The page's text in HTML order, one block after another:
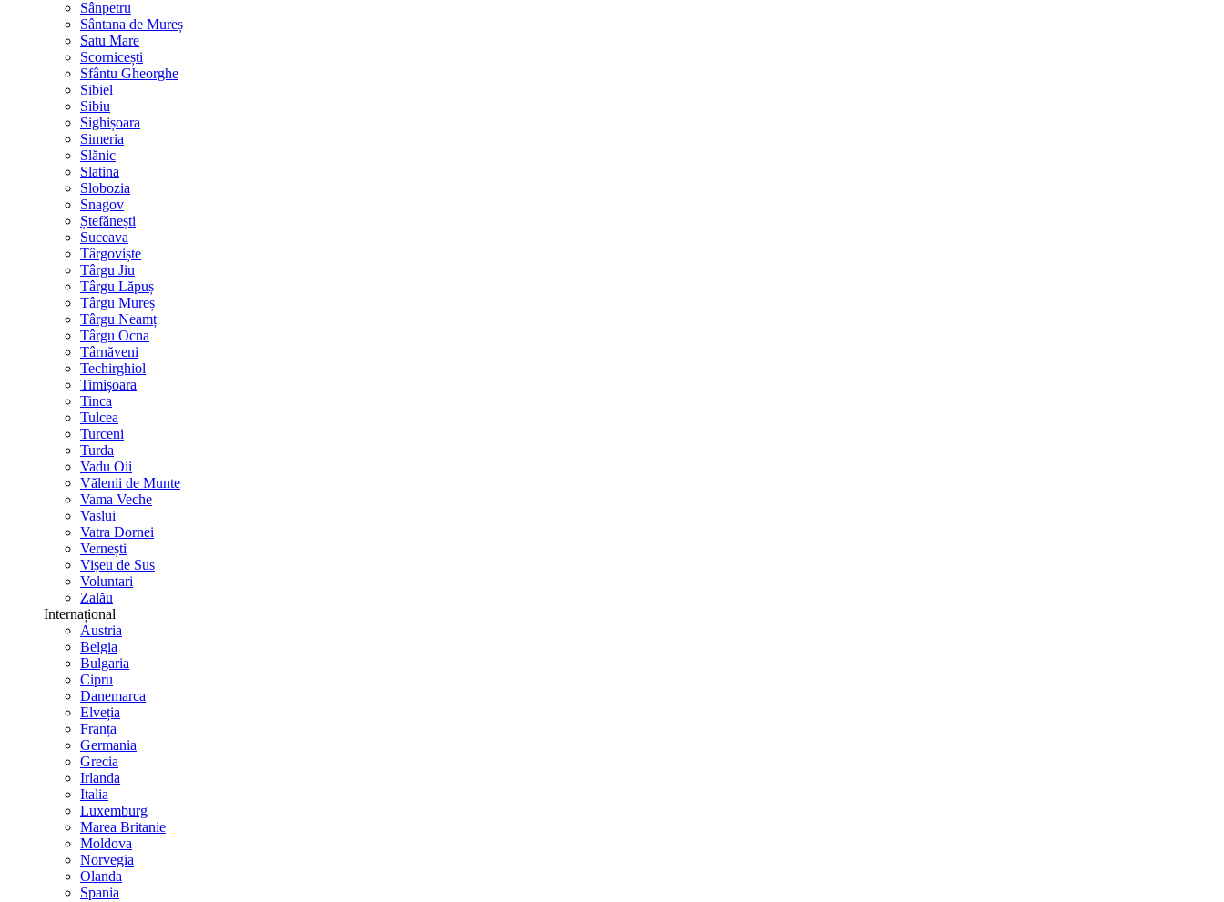
Sânpetru
Sântana de Mureș
Satu Mare
Scornicești
Sfântu Gheorghe
Sibiel
Sibiu
Sighișoara
Simeria
Slănic
Slatina
Slobozia
Snagov
Ștefănești
Suceava
Târgoviște
Târgu Jiu
Târgu Lăpuș
Târgu Mureș
Târgu Neamț
Târgu Ocna
Târnăveni
Techirghiol
Timișoara
Tinca
Tulcea
Turceni
Turda
Vadu Oii
Vălenii de Munte
Vama Veche
Vaslui
Vatra Dornei
Vernești
Vișeu de Sus
Voluntari
Zalău
Internațional
Austria
Belgia
Bulgaria
Cipru
Danemarca
Elveția
Franța
Germania
Grecia
Irlanda
Italia
Luxemburg
Marea Britanie
Moldova
Norvegia
Olanda
Spania